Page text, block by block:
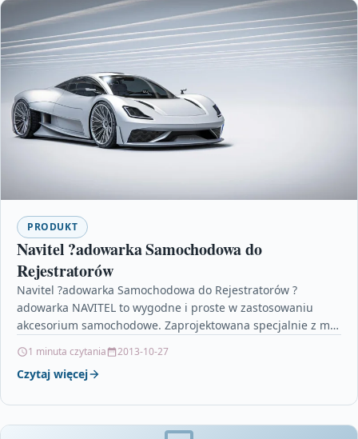
PRODUKT
Navitel ?adowarka Samochodowa do
Rejestratorów
Navitel ?adowarka Samochodowa do Rejestratorów ?
adowarka NAVITEL to wygodne i proste w zastosowaniu
akcesorium samochodowe. Zaprojektowana specjalnie z my?
1 minuta czytania 2013-10-27
Czytaj więcej